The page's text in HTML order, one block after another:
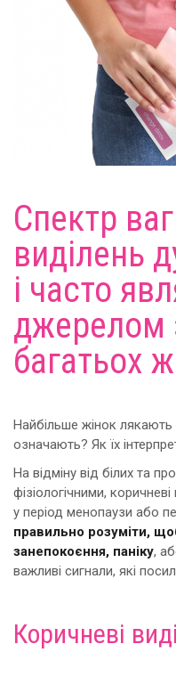
Спектр
виділень
і часто
джерелом
багатьох
Найбільше жінок
означають? Як їх
На відміну від білих та
фізіологічними,
у період менопаузи або
правильно розуміти,
занепокоєння, паніку,
важливі сигнали, які
Коричневі